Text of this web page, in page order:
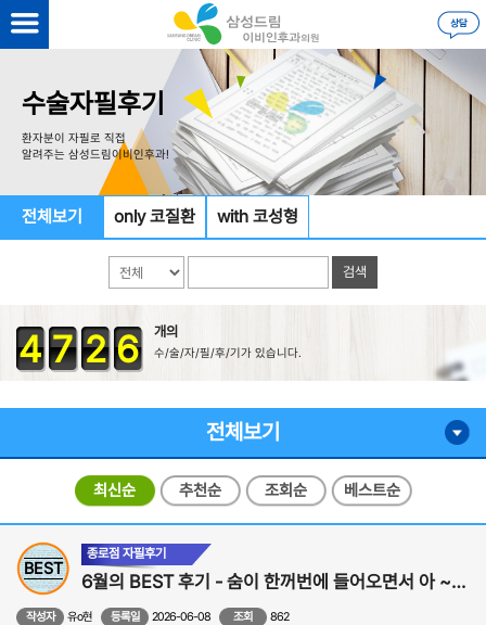
수술자필후기
환자분이 자필로 직접
알려주는 삼성드림이비인후과!
전체보기 only 코질환 with 코성형
4 7 2 6 개의
수/술/자/필/후/기가 있습니다.
전체보기
최신순 추천순 조회순 베스트순
BEST
종로점 자필후기
6월의 BEST 후기 - 숨이 한꺼번에 들어오면서 아 ~내 코가 원래 이런 기능을 하는 기관이었구나 싶었습니다! - 코성형, 비중격만곡증,비염 수술후기
작성자 유o현 등록일 2026-06-08 조회 862